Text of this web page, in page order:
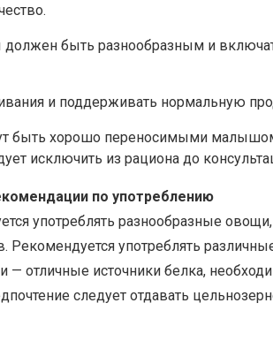
должен быть разнообразным и
и поддерживать нормальную
быть хорошо переносимыми
исключить из рациона до
по употреблению
употреблять разнообразные
употреблять
источники белка,
следует отдавать